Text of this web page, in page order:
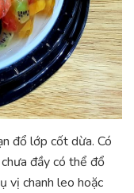
đổ lớp cốt dừa. Có
đầy có thể đổ
vị chanh leo hoặc